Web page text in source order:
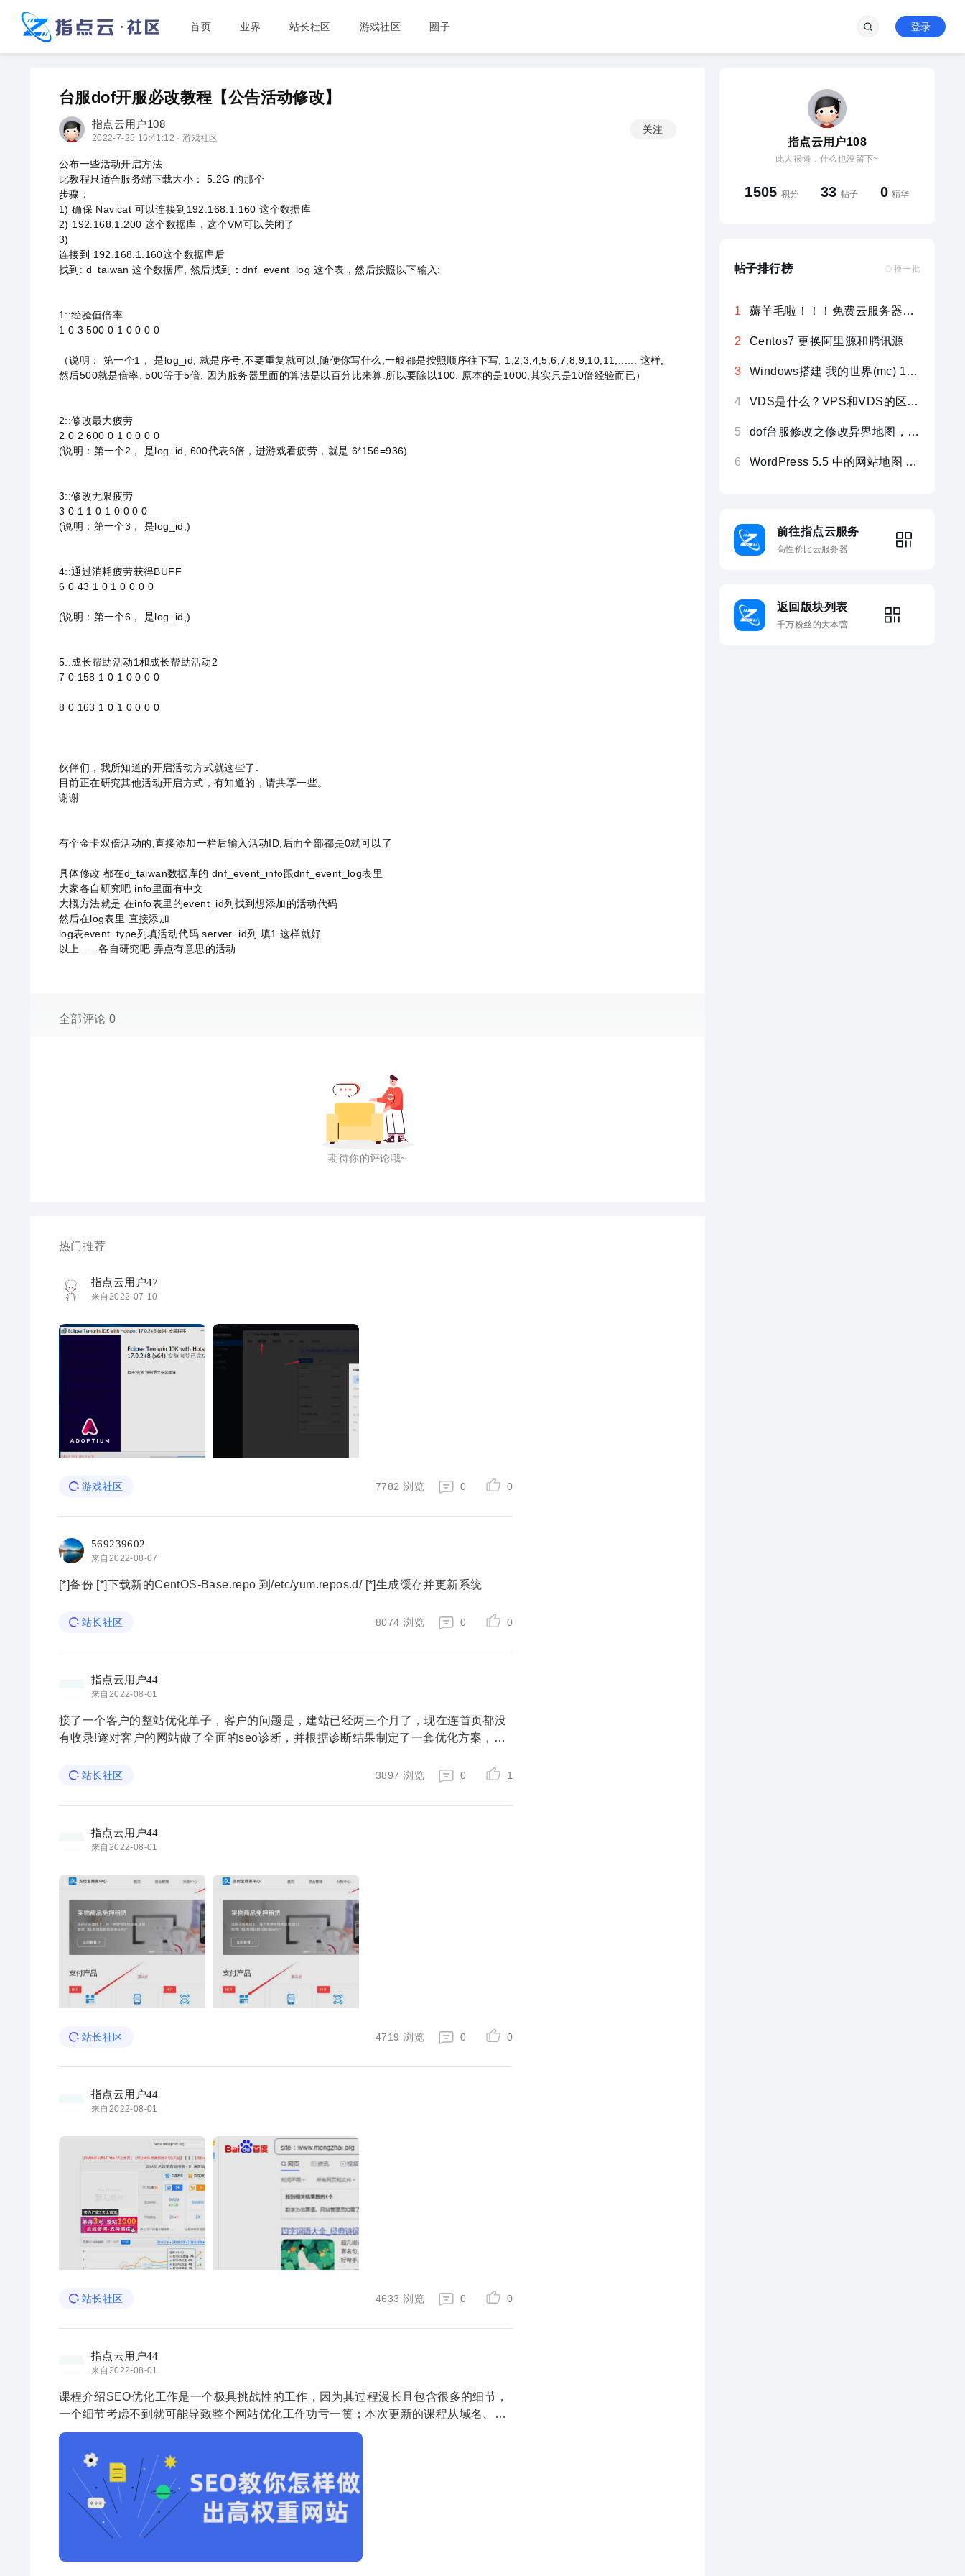
登录
首页 业界 站长社区 游戏社区 圈子
台服dof开服必改教程【公告活动修改】
指点云用户108
2022-7-25 16:41:12 ·游戏社区
关注
公布一些活动开启方法
此教程只适合服务端下载大小： 5.2G 的那个
步骤：
1) 确保 Navicat 可以连接到192.168.1.160 这个数据库
2) 192.168.1.200 这个数据库，这个VM可以关闭了
3)
连接到 192.168.1.160这个数据库后
找到: d_taiwan 这个数据库, 然后找到：dnf_event_log 这个表，然后按照以下输入:
1::经验值倍率
1 0 3 500 0 1 0 0 0 0
（说明： 第一个1， 是log_id, 就是序号,不要重复就可以,随便你写什么,一般都是按照顺序往下写, 1,2,3,4,5,6,7,8,9,10,11,...... 这样;
然后500就是倍率, 500等于5倍, 因为服务器里面的算法是以百分比来算.所以要除以100. 原本的是1000,其实只是10倍经验而已）
2::修改最大疲劳
2 0 2 600 0 1 0 0 0 0
(说明：第一个2， 是log_id, 600代表6倍，进游戏看疲劳，就是 6*156=936)
3::修改无限疲劳
3 0 1 1 0 1 0 0 0 0
(说明：第一个3， 是log_id,)
4::通过消耗疲劳获得BUFF
6 0 43 1 0 1 0 0 0 0
(说明：第一个6， 是log_id,)
5::成长帮助活动1和成长帮助活动2
7 0 158 1 0 1 0 0 0 0
8 0 163 1 0 1 0 0 0 0
伙伴们，我所知道的开启活动方式就这些了.
目前正在研究其他活动开启方式，有知道的，请共享一些。
谢谢
有个金卡双倍活动的,直接添加一栏后输入活动ID,后面全部都是0就可以了
具体修改 都在d_taiwan数据库的 dnf_event_info跟dnf_event_log表里
大家各自研究吧 info里面有中文
大概方法就是 在info表里的event_id列找到想添加的活动代码
然后在log表里 直接添加
log表event_type列填活动代码 server_id列 填1 这样就好
以上......各自研究吧 弄点有意思的活动
全部评论 0
期待你的评论哦~
热门推荐
指点云用户47
来自2022-07-10
游戏社区 7782 浏览 0 0
569239602
来自2022-08-07
[*]备份 [*]下载新的CentOS-Base.repo 到/etc/yum.repos.d/ [*]生成缓存并更新系统
站长社区 8074 浏览 0 0
指点云用户44
来自2022-08-01
接了一个客户的整站优化单子，客户的问题是，建站已经两三个月了，现在连首页都没
有收录!遂对客户的网站做了全面的seo诊断，并根据诊断结果制定了一套优化方案，目
站长社区 3897 浏览 0 1
指点云用户44
来自2022-08-01
站长社区 4719 浏览 0 0
指点云用户44
来自2022-08-01
站长社区 4633 浏览 0 0
指点云用户44
来自2022-08-01
课程介绍SEO优化工作是一个极具挑战性的工作，因为其过程漫长且包含很多的细节，
一个细节考虑不到就可能导致整个网站优化工作功亏一篑；本次更新的课程从域名、服
务器选择开始讲起，涵盖SEO网站 ...
指点云用户108
此人很懒，什么也没留下~
1505 积分 33 帖子 0 精华
帖子排行榜 换一批
dof进阶【修改商城自定义物品】
网页添加访问密码
3 Windows搭建 我的世界(mc) 1.18.2 服务器教程，Minecraft开服教 3 做个微信小程序，云服务器如何选择？ 3 dof进阶【修改商城自定义物品】
1 薅羊毛啦！！！免费云服务器动动手指就领走了……
2 Centos7 更换阿里源和腾讯源
3 Windows搭建 我的世界(mc) 1.18.2 服务器教程，Minecraft开服教
4 VDS是什么？VPS和VDS的区别详解！
5 dof台服修改之修改异界地图，单人可进！
6 WordPress 5.5 中的网站地图 Sitemap 功能
前往指点云服务
高性价比云服务器
返回版块列表
千万粉丝的大本营